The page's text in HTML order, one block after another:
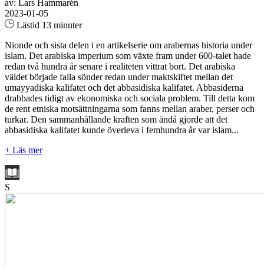
av: Lars Hammarén
2023-01-05
Lästid 13 minuter
Nionde och sista delen i en artikelserie om arabernas historia under
islam. Det arabiska imperium som växte fram under 600-talet hade
redan två hundra år senare i realiteten vittrat bort. Det arabiska
väldet började falla sönder redan under maktskiftet mellan det
umayyadiska kalifatet och det abbasidiska kalifatet. Abbasiderna
drabbades tidigt av ekonomiska och sociala problem. Till detta kom
de rent etniska motsättningarna som fanns mellan araber, perser och
turkar. Den sammanhållande kraften som ändå gjorde att det
abbasidiska kalifatet kunde överleva i femhundra år var islam...
+ Läs mer
S